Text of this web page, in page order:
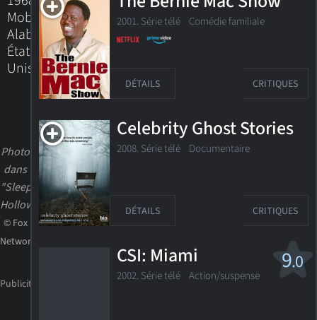
Mobile,
Alabama,
États-
Unis
Photo
dans
"Sleepy
Hollow"
© Fox
Network
2001. Série télé Comédie familiale
DÉTAILS CRITIQUES
Celebrity Ghost Stories
2008. Série télé Documentaire
DÉTAILS CRITIQUES
9.0
CSI: Miami
2002. Série télé Action/suspense